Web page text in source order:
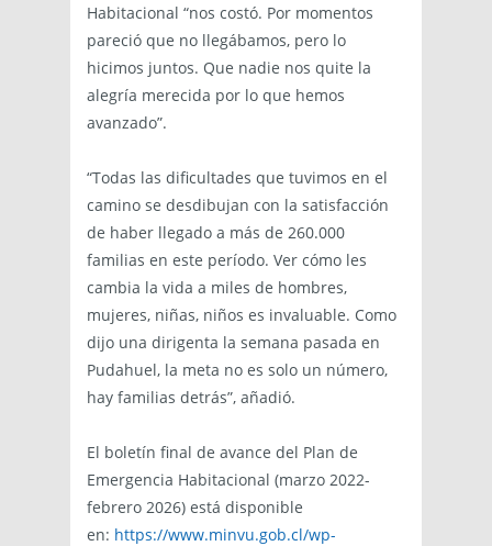
Habitacional “nos costó. Por momentos
pareció que no llegábamos, pero lo
hicimos juntos. Que nadie nos quite la
alegría merecida por lo que hemos
avanzado”.
“Todas las dificultades que tuvimos en el
camino se desdibujan con la satisfacción
de haber llegado a más de 260.000
familias en este período. Ver cómo les
cambia la vida a miles de hombres,
mujeres, niñas, niños es invaluable. Como
dijo una dirigenta la semana pasada en
Pudahuel, la meta no es solo un número,
hay familias detrás”, añadió.
El boletín final de avance del Plan de
Emergencia Habitacional (marzo 2022-
febrero 2026) está disponible
en: https://www.minvu.gob.cl/wp-